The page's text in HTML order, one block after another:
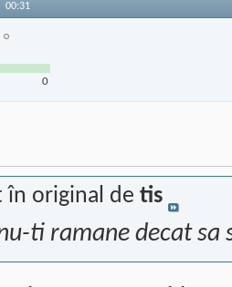
00:31
0
în original de tis
ti ramane decat